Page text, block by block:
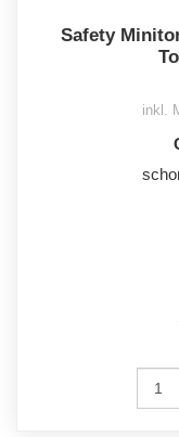
Safety
inkl.